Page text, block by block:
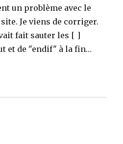
un problème avec le
Je viens de corriger.
fait sauter les [ ]
et de "endif" à la fin…